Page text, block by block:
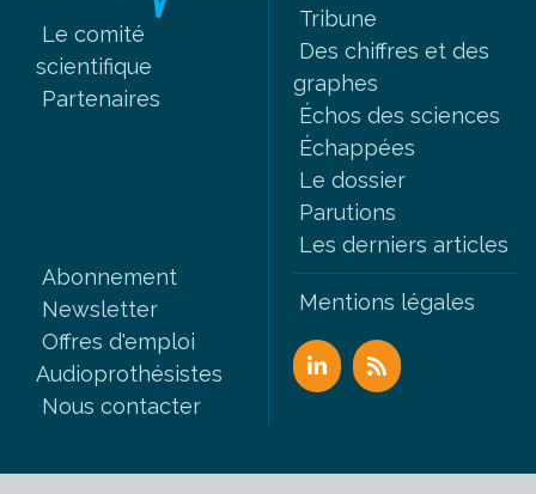
Le comité
scientifique
Partenaires
Tribune
Des chiffres et des
graphes
Échos des sciences
Échappées
Le dossier
Parutions
Les derniers articles
Abonnement
Newsletter
Offres d'emploi
Audioprothésistes
Nous contacter
Mentions légales